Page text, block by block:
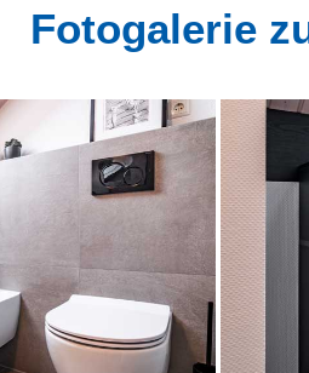
Fotogalerie